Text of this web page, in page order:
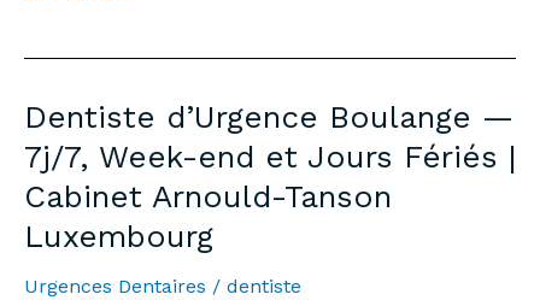
Havange
7
days/7,
Weekends
&
Dentiste d’Urgence Boulange —
7j/7, Week-end et Jours Fériés |
Cabinet Arnould-Tanson
Luxembourg
Urgences Dentaires / dentiste